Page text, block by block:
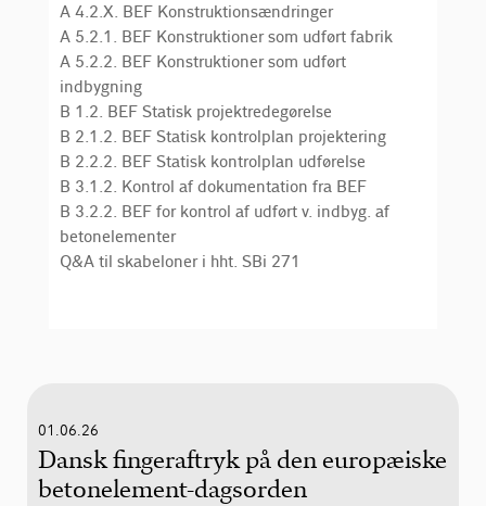
A 4.2.X. BEF Konstruktionsændringer
A 5.2.1. BEF Konstruktioner som udført fabrik
A 5.2.2. BEF Konstruktioner som udført
indbygning
B 1.2. BEF Statisk projektredegørelse
B 2.1.2. BEF Statisk kontrolplan projektering
B 2.2.2. BEF Statisk kontrolplan udførelse
B 3.1.2. Kontrol af dokumentation fra BEF
B 3.2.2. BEF for kontrol af udført v. indbyg. af
betonelementer
Q&A til skabeloner i hht. SBi 271
01.06.26
Dansk fingeraftryk på den europæiske
betonelement-dagsorden